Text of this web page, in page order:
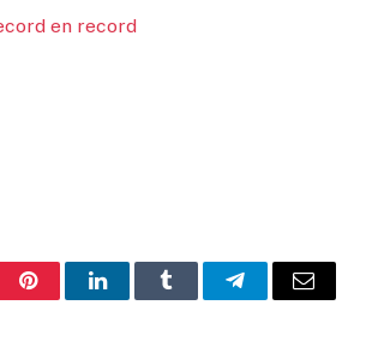
en record
PinterestLinkedInTumblr TelegramEmail